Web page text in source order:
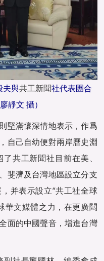
夫與共工新聞社代表團合
靜文 攝）
堅滿懷深情地表示，作爲
自己自幼便對兩岸曆史淵
了共工新聞社目前在美、
斐濟及台灣地區設立分支
并表示設立“共工社全球
華文媒體之力，在更廣闊
面的中國聲音，增進台灣